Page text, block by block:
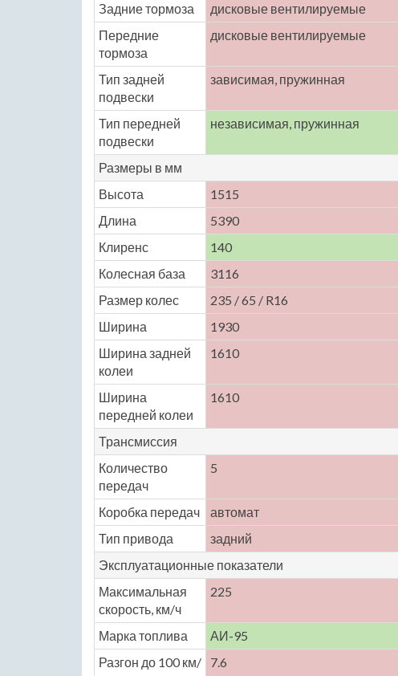
Задние тормоза
дисковые вентилируемые
Передние
тормоза
дисковые вентилируемые
Тип задней
подвески
зависимая, пружинная
Тип передней
подвески
независимая, пружинная
Размеры в мм
Высота
1515
Длина
5390
Клиренс
140
Колесная база
3116
Размер колес
235 / 65 / R16
Ширина
1930
Ширина задней
колеи
1610
Ширина
передней колеи
1610
Трансмиссия
Количество
передач
5
Коробка передач автомат
Тип привода
задний
Эксплуатационные показатели
Максимальная
скорость, км/ч
225
Марка топлива АИ-95
Разгон до 100 км/
7.6